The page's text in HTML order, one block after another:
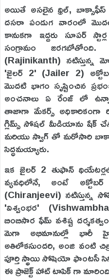
అయితే అసలైన థ్రిల్,
దసరా పండుగ వారంలో
కానుకగా ఇద్దరు సూపర్
సంగ్రామం
(Rajinikanth) నటిస్తున్న
'జైలర్ 2' (Jailer 2)
మొదటి భాగం సృష్టించిన
అంచనాలు ఏ రేంజ్ లో
తాజాగా మేకర్స్ అధికారికంగా
గ్లిమ్స్ సోషల్ మీడియాను షేక్
మరియు స్వాగ్ తో మరోసారి
సిద్ధమయ్యారు.
ఇక జైలర్ 2 తుఫాన్
వ్యవధిలోనే, అంటే
(Chiranjeevi)
'విశ్వంభర'
బింబిసార ఫేమ్ వశిష్ట
మెగా అభిమానుల్లో భారీ హైప్
అతిలోకసుందరి, అంజి వంటి
పూర్తి స్థాయి సోషియో ఫాంటసీ
ఈ ప్రాజెక్ట్ హాట్ టాపిక్ గా